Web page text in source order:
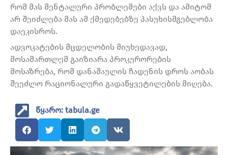
რომ მას მენტალური პრობლემები აქვს და ამიტომ
არ შეიძლება მას ამ ქმედებებზე პასუხისმგებლობა
დაეკისროს.
ადვოკატების მცდელობის მიუხედავად,
მოსამართლემ გაიზიარა პროკურორების
მოსაზრება, რომ დანაშაულის ჩადენის დროს აობას
შეეძლო რაციონალური გადაწყვეტილების მიღება.
წყარო: tabula.ge